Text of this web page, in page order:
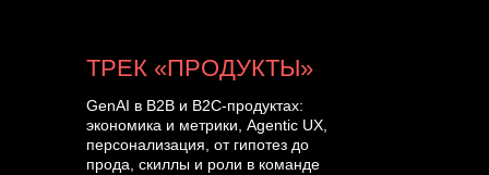
ТРЕК «ПРОДУКТЫ»
GenAI в B2B и B2C-продуктах:
экономика и метрики, Agentic UX,
персонализация, от гипотез до
прода, скиллы и роли в команде